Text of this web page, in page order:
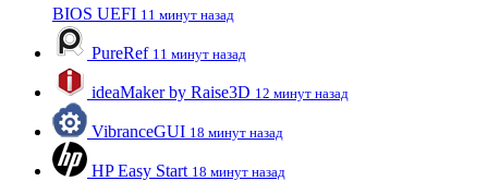
BIOS UEFI 11 минут назад
PureRef 11 минут назад
ideaMaker by Raise3D 12 минут назад
VibranceGUI 18 минут назад
HP Easy Start 18 минут назад